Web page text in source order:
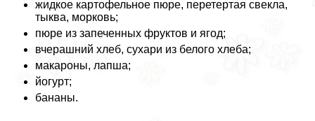
жидкое картофельное пюре, перетертая свекла,
тыква, морковь;
пюре из запеченных фруктов и ягод;
вчерашний хлеб, сухари из белого хлеба;
макароны, лапша;
йогурт;
бананы.